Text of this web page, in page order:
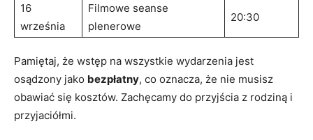
16
września
Filmowe seanse
plenerowe
20:30
Pamiętaj, że wstęp na wszystkie wydarzenia jest
osądzony jako bezpłatny, co oznacza, że nie musisz
obawiać się kosztów. Zachęcamy do przyjścia z rodziną i
przyjaciółmi.